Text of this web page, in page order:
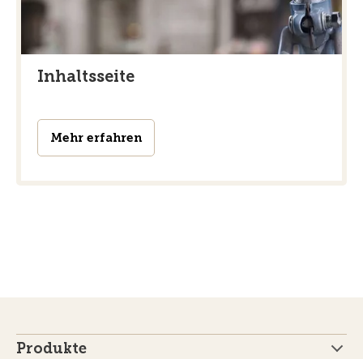
Inhaltsseite
Mehr erfahren
Produkte